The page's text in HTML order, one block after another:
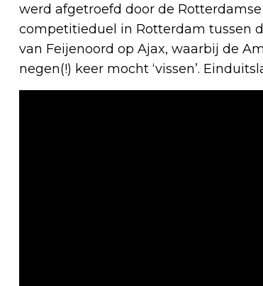
werd afgetroefd door de
competitieduel in Rotterdam tussen
van Feijenoord op Ajax, waarbij de
negen(!) keer mocht ‘vissen’.